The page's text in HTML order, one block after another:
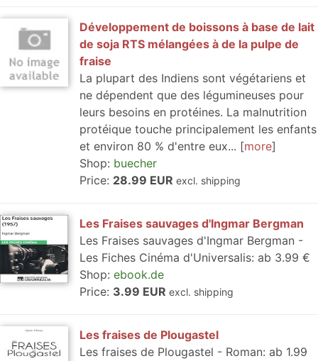
Développement de boissons à base de lait
de soja RTS mélangées à de la pulpe de
fraise
La plupart des Indiens sont végétariens et
ne dépendent que des légumineuses pour
leurs besoins en protéines. La malnutrition
protéique touche principalement les enfants
et environ 80 % d'entre eux...
more
Shop: buecher
Price: 28.99 EUR excl. shipping
Les Fraises sauvages d'Ingmar Bergman
Les Fraises sauvages d'Ingmar Bergman -
Les Fiches Cinéma d'Universalis: ab 3.99 €
Shop: ebook.de
Price: 3.99 EUR excl. shipping
Les fraises de Plougastel
Les fraises de Plougastel - Roman: ab 1.99